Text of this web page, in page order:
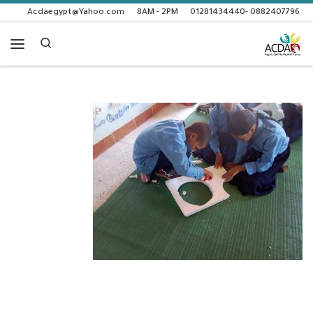
Skip to content
0882407796 -01281434440
8AM - 2PM
Acdaegypt@Yahoo.com
Search